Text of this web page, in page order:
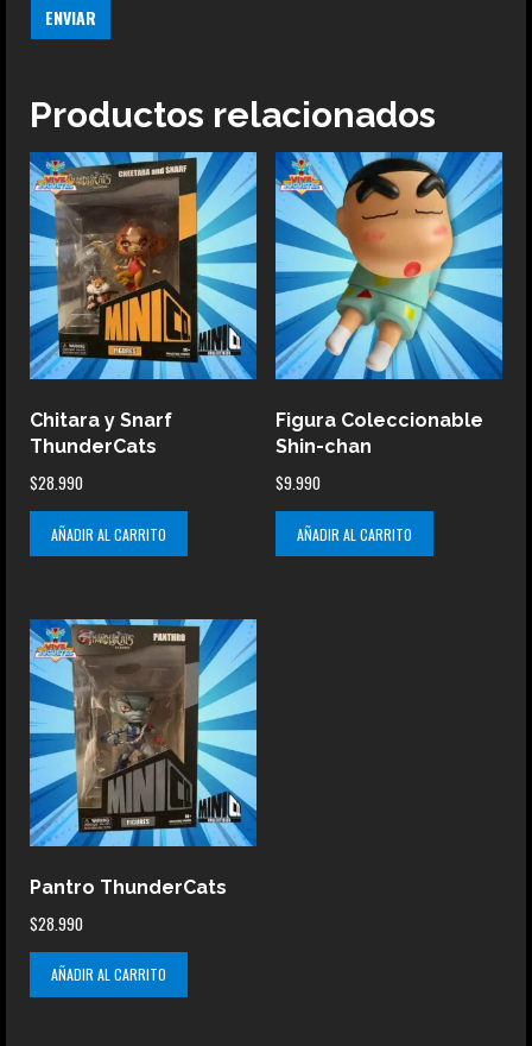
Productos relacionados
Chitara y Snarf
ThunderCats
$28.990
AÑADIR AL CARRITO
Figura Coleccionable
Shin-chan
$9.990
AÑADIR AL CARRITO
Pantro ThunderCats
$28.990
AÑADIR AL CARRITO